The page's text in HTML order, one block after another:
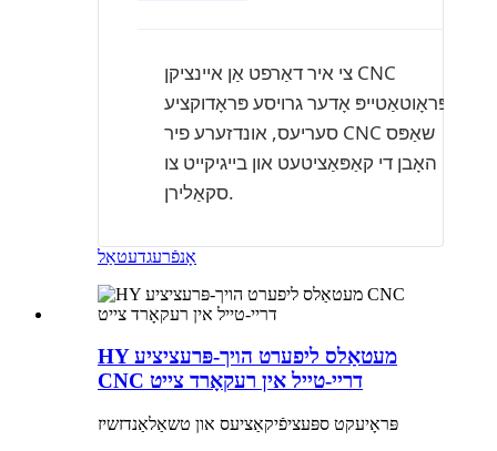
צי איר דאַרפט אַן איינציקן CNC
פּראָוטאַטייפּ אָדער גרויסע פּראָדוקציע
סעריעס, אונדזערע פיר CNC שאַפּס
האָבן די קאַפּאַציטעט און בייגיקייט צו
סקאַלירן.
אָנפֿרעגדעטאַל
HY מעטאַלס ​​ליפערט הויך-פּרעציציע
CNC דריי-טייל אין רעקאָרד צייט
פּראָיעקט ספּעציפֿיקאַציעס און טשאַלאַנדזשיז